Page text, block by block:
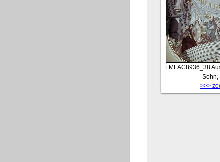
FMLAC8936_38
Sohn,
>>>